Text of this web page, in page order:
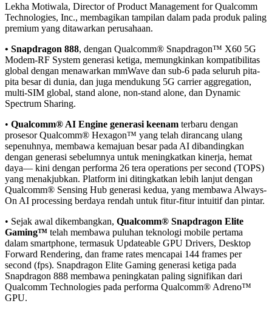
Lekha Motiwala, Director of Product Management for Qualcomm
Technologies, Inc., membagikan tampilan dalam pada produk paling
premium yang ditawarkan perusahaan.
• Snapdragon 888, dengan Qualcomm® Snapdragon™ X60 5G
Modem-RF System generasi ketiga, memungkinkan kompatibilitas
global dengan menawarkan mmWave dan sub-6 pada seluruh pita-
pita besar di dunia, dan juga mendukung 5G carrier aggregation,
multi-SIM global, stand alone, non-stand alone, dan Dynamic
Spectrum Sharing.
• Qualcomm® AI Engine generasi keenam terbaru dengan
prosesor Qualcomm® Hexagon™ yang telah dirancang ulang
sepenuhnya, membawa kemajuan besar pada AI dibandingkan
dengan generasi sebelumnya untuk meningkatkan kinerja, hemat
daya— kini dengan performa 26 tera operations per second (TOPS)
yang menakjubkan. Platform ini ditingkatkan lebih lanjut dengan
Qualcomm® Sensing Hub generasi kedua, yang membawa Always-
On AI processing berdaya rendah untuk fitur-fitur intuitif dan pintar.
• Sejak awal dikembangkan, Qualcomm® Snapdragon Elite
Gaming™ telah membawa puluhan teknologi mobile pertama
dalam smartphone, termasuk Updateable GPU Drivers, Desktop
Forward Rendering, dan frame rates mencapai 144 frames per
second (fps). Snapdragon Elite Gaming generasi ketiga pada
Snapdragon 888 membawa peningkatan paling signifikan dari
Qualcomm Technologies pada performa Qualcomm® Adreno™
GPU.